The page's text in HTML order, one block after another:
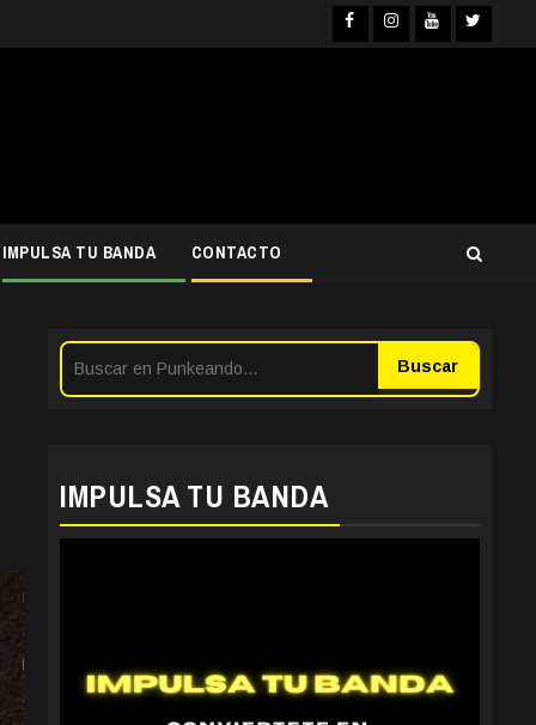
Facebook
Instagram
IMPULSA TU BANDA CONTACTO
Buscar
IMPULSA TU BANDA